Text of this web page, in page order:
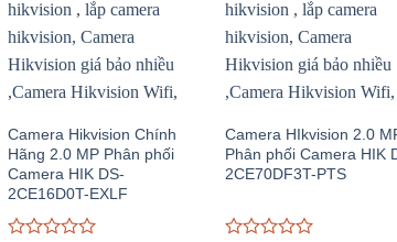
Camera Hikvision Chính
Hãng 2.0 MP Phân phối
Camera HIK DS-
2CE16D0T-EXLF
Camera HIkvision 2.0
Phân phối Camera HIK
2CE70DF3T-PTS